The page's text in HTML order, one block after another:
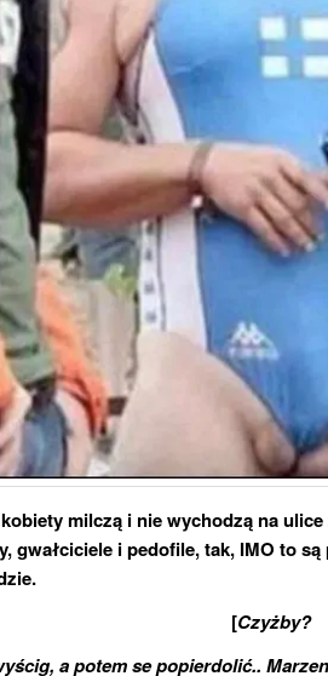
milczą i nie wychodzą na
gwałciciele i pedofile, tak, IMO to
[Czyżby?
a potem se popierdolić..